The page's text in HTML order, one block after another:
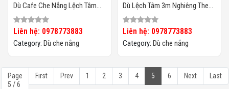
Dù Cafe Che Nắng Lệch Tâm
Vuông 3m HTT-03
Liên hệ: 0978773883
Category: Dù che nắng
Dù Lệch Tâm 3m Nghiêng Theo
Chiều Nắng HTT02
Liên hệ: 0978773883
Category: Dù che nắng
Page
5 / 6
First Prev 1 2 3 4 5 6 Next Last